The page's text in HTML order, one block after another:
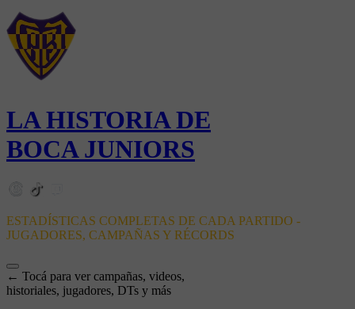
LA HISTORIA DE
BOCA JUNIORS
ESTADÍSTICAS COMPLETAS DE CADA PARTIDO -
JUGADORES, CAMPAÑAS Y RÉCORDS
← Tocá para ver campañas, videos,
historiales, jugadores, DTs y más